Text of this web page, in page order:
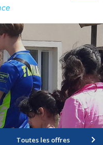
Toutes les offres